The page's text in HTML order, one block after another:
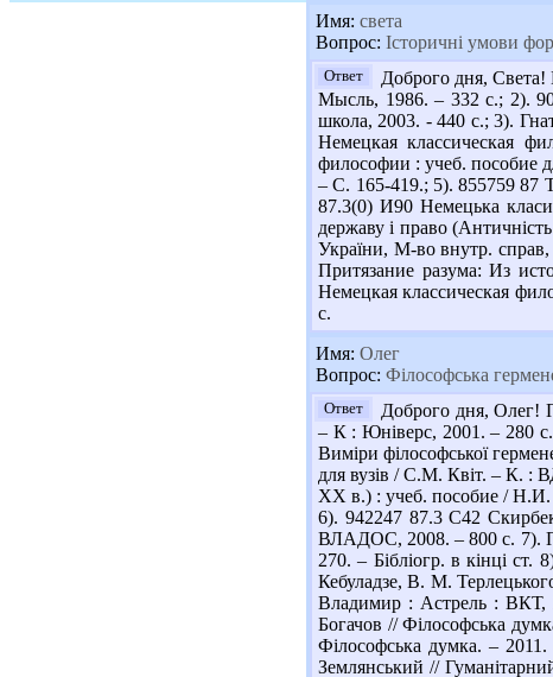
Имя: света
Вопрос: Історичні умови
Ответ
Доброго дня,
Мысль, 1986. – 332 с.; 2).
школа, 2003. - 440 с.; 3).
Немецкая классическая
философии : учеб. пособие
– С. 165-419.; 5). 855759
87.3(0) И90 Немецька
державу і право
України, М-во внутр.
Притязание разума: Из
Немецкая классическая
с.
Имя: Олег
Вопрос: Філософська
Ответ
Доброго дня, Олег!
– К : Юніверс, 2001. – 280
Виміри філософської
для вузів / С.М. Квіт. – К. :
XX в.) : учеб. пособие /
6). 942247 87.3 С42
ВЛАДОС, 2008. – 800 с. 7).
270. – Бібліогр. в кінці
Кебуладзе, В. М.
Владимир : Астрель : ВКТ,
Богачов // Філософська
Філософська думка. –
Землянський //